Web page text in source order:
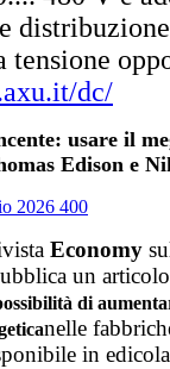
tensione
dc/
usare il
Edison e
Economy
un
di
nelle
in